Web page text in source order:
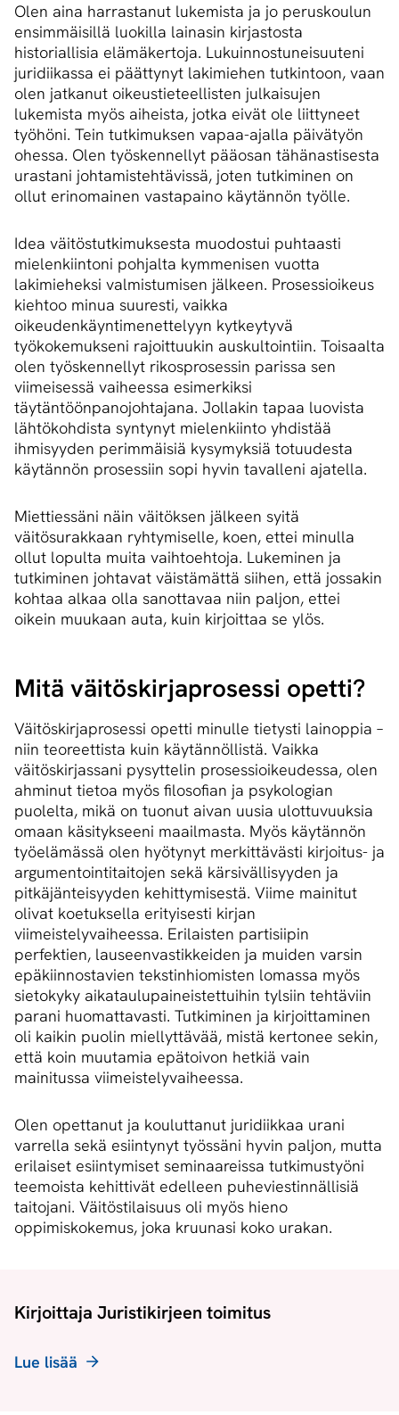
Olen aina harrastanut lukemista ja jo peruskoulun
ensimmäisillä luokilla lainasin kirjastosta
historiallisia elämäkertoja. Lukuinnostuneisuuteni
juridiikassa ei päättynyt lakimiehen tutkintoon, vaan
olen jatkanut oikeustieteellisten julkaisujen
lukemista myös aiheista, jotka eivät ole liittyneet
työhöni. Tein tutkimuksen vapaa-ajalla päivätyön
ohessa. Olen työskennellyt pääosan tähänastisesta
urastani johtamistehtävissä, joten tutkiminen on
ollut erinomainen vastapaino käytännön työlle.
Idea väitöstutkimuksesta muodostui puhtaasti
mielenkiintoni pohjalta kymmenisen vuotta
lakimieheksi valmistumisen jälkeen. Prosessioikeus
kiehtoo minua suuresti, vaikka
oikeudenkäyntimenettelyyn kytkeytyvä
työkokemukseni rajoittuukin auskultointiin. Toisaalta
olen työskennellyt rikosprosessin parissa sen
viimeisessä vaiheessa esimerkiksi
täytäntöönpanojohtajana. Jollakin tapaa luovista
lähtökohdista syntynyt mielenkiinto yhdistää
ihmisyyden perimmäisiä kysymyksiä totuudesta
käytännön prosessiin sopi hyvin tavalleni ajatella.
Miettiessäni näin väitöksen jälkeen syitä
väitösurakkaan ryhtymiselle, koen, ettei minulla
ollut lopulta muita vaihtoehtoja. Lukeminen ja
tutkiminen johtavat väistämättä siihen, että jossakin
kohtaa alkaa olla sanottavaa niin paljon, ettei
oikein muukaan auta, kuin kirjoittaa se ylös.
Mitä väi­tös­kir­ja­pro­ses­si opetti?
Väitöskirjaprosessi opetti minulle tietysti lainoppia –
niin teoreettista kuin käytännöllistä. Vaikka
väitöskirjassani pysyttelin prosessioikeudessa, olen
ahminut tietoa myös filosofian ja psykologian
puolelta, mikä on tuonut aivan uusia ulottuvuuksia
omaan käsitykseeni maailmasta. Myös käytännön
työelämässä olen hyötynyt merkittävästi kirjoitus- ja
argumentointitaitojen sekä kärsivällisyyden ja
pitkäjänteisyyden kehittymisestä. Viime mainitut
olivat koetuksella erityisesti kirjan
viimeistelyvaiheessa. Erilaisten partisiipin
perfektien, lauseenvastikkeiden ja muiden varsin
epäkiinnostavien tekstinhiomisten lomassa myös
sietokyky aikataulupaineistettuihin tylsiin tehtäviin
parani huomattavasti. Tutkiminen ja kirjoittaminen
oli kaikin puolin miellyttävää, mistä kertonee sekin,
että koin muutamia epätoivon hetkiä vain
mainitussa viimeistelyvaiheessa.
Olen opettanut ja kouluttanut juridiikkaa urani
varrella sekä esiintynyt työssäni hyvin paljon, mutta
erilaiset esiintymiset seminaareissa tutkimustyöni
teemoista kehittivät edelleen puheviestinnällisiä
taitojani. Väitöstilaisuus oli myös hieno
oppimiskokemus, joka kruunasi koko urakan.
Kirjoittaja Juristikirjeen toimitus
Lue lisää